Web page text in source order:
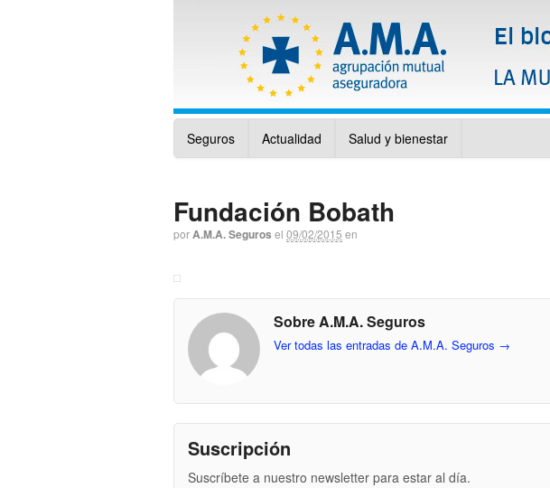
Seguros Actualidad Salud y bienestar
Fundación Bobath
porA.M.A. Seguros el 09/02/2015 en
Sobre A.M.A. Seguros
Ver todas las entradas de A.M.A. Seguros →
Suscripción
Suscríbete a nuestro newsletter para estar al día.